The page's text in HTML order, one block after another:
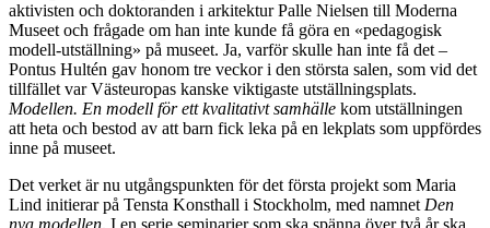
aktivisten och doktoranden i arkitektur Palle Nielsen till Moderna
Museet och frågade om han inte kunde få göra en «pedagogisk
modell-utställning» på museet. Ja, varför skulle han inte få det –
Pontus Hultén gav honom tre veckor i den största salen, som vid det
tillfället var Västeuropas kanske viktigaste utställningsplats.
Modellen. En modell för ett kvalitativt samhälle kom utställningen
att heta och bestod av att barn fick leka på en lekplats som uppfördes
inne på museet.
Det verket är nu utgångspunkten för det första projekt som Maria
Lind initierar på Tensta Konsthall i Stockholm, med namnet Den
nya modellen. I en serie seminarier som ska spänna över två år ska